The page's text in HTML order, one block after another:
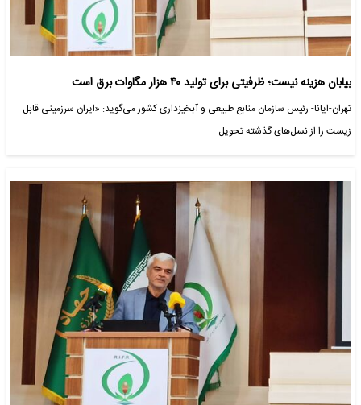
بیابان هزینه نیست؛ ظرفیتی برای تولید ۴۰ هزار مگاوات برق است
تهران-ایانا- رئیس سازمان منابع طبیعی و آبخیزداری کشور می‌گوید: «ایران سرزمینی قابل
زیست را از نسل‌های گذشته تحویل…